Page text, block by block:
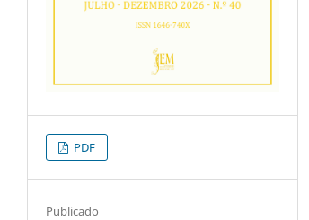
PDF
Publicado